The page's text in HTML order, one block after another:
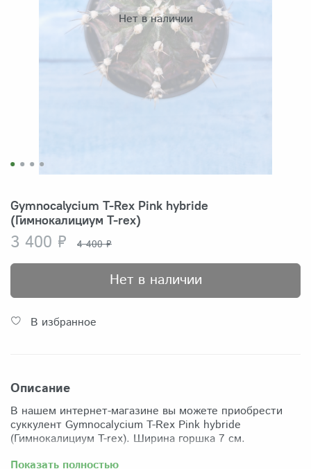
Нет в наличии
Gymnocalycium T-Rex Pink hybride
(Гимнокалициум T-rex)
3 400 ₽ 4 400 ₽
Нет в наличии
В избранное
Описание
В нашем интернет-магазине вы можете приобрести
суккулент Gymnocalycium T-Rex Pink hybride
(Гимнокалициум T-rex). Ширина горшка 7 см.
Забрать растение можно самовывозом из нашего
Показать полностью